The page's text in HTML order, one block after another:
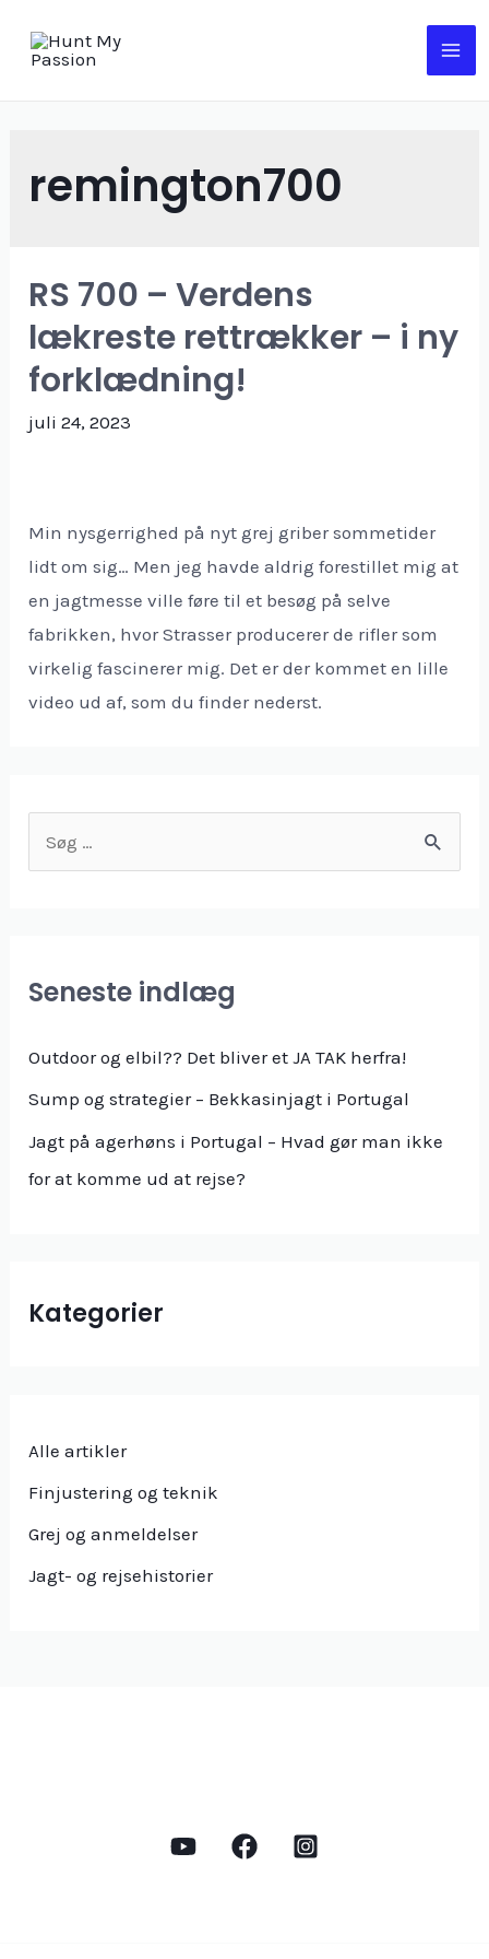
remington700
RS 700 – Verdens
lækreste rettrækker – i ny
forklædning!
juli 24, 2023
Min nysgerrighed på nyt grej griber sommetider
lidt om sig… Men jeg havde aldrig forestillet mig at
en jagtmesse ville føre til et besøg på selve
fabrikken, hvor Strasser producerer de rifler som
virkelig fascinerer mig. Det er der kommet en lille
video ud af, som du finder nederst.
ø
f
e
r
Seneste indlæg
Outdoor og elbil?? Det bliver et JA TAK herfra!
Sump og strategier – Bekkasinjagt i Portugal
Jagt på agerhøns i Portugal – Hvad gør man ikke
for at komme ud at rejse?
Kategorier
Alle artikler
Finjustering og teknik
Grej og anmeldelser
Jagt- og rejsehistorier